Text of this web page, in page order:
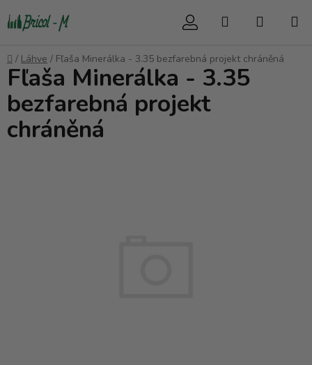
na
Hledat
Domů
/ Láhve / Fľaša Minerálka - 3.35 bezfarebná projekt chráněná
Fľaša Minerálka - 3.35
bezfarebná projekt
chráněná